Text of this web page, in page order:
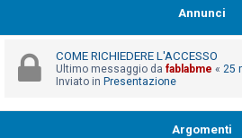
o
m
n
Annunci
COME RICHIEDERE L'ACCESSO
Ultimo messaggio da fablabme « 25
Inviato in Presentazione
Argomenti